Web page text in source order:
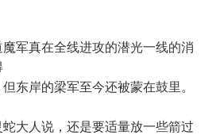
真在全线进攻的潜光一线的消
东岸的梁军至今还被蒙在鼓里。
人说，还是要适量放一些箭过